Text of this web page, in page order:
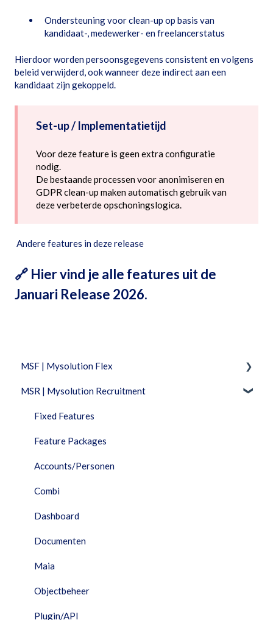
Ondersteuning voor clean-up op basis van
kandidaat-, medewerker- en freelancerstatus
Hierdoor worden persoonsgegevens consistent en volgens
beleid verwijderd, ook wanneer deze indirect aan een
kandidaat zijn gekoppeld.
Set-up / Implementatietijd
Voor deze feature is geen extra configuratie
nodig.
De bestaande processen voor anonimiseren en
GDPR clean-up maken automatisch gebruik van
deze verbeterde opschoningslogica.
Andere features in deze release
🔗 Hier vind je alle features uit de
Januari Release 2026.
MSF | Mysolution Flex
Feature Packages
Beheer
Combi
Documenten
Facturatie
Financieel
HRM
Interfaces
Maia
Performance Dashboard
MSR | Mysolution Recruitment
Fixed Features
Feature Packages
Accounts/Personen
Combi
Dashboard
Documenten
Maia
Objectbeheer
Plugin/API